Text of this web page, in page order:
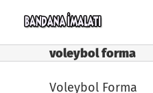
voleybol forma
Voleybol Forma